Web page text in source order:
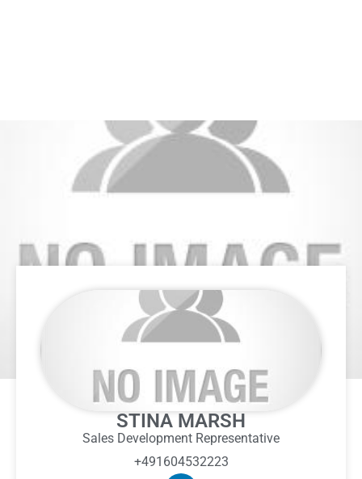
STINA MARSH
Sales Development Representative
+491604532223